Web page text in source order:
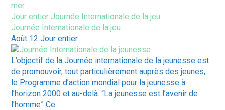
mer
Jour entierJournée Internationale de la jeu...
Journée Internationale de la jeu...
Août 12Jour entier
L’objectif de la Journée internationale de la jeunesse est
de promouvoir, tout particulièrement auprès des jeunes,
le Programme d’action mondial pour la jeunesse à
l’horizon 2000 et au-delà. “La jeunesse est l’avenir de
l’homme” Ce